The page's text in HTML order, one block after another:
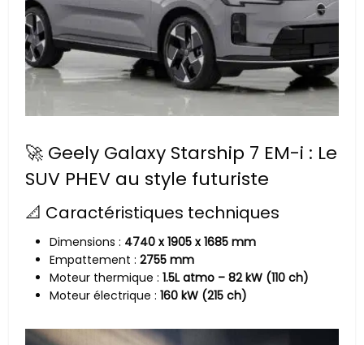
🚀 Geely Galaxy Starship 7 EM-i : Le
SUV PHEV au style futuriste
📐 Caractéristiques techniques
Dimensions : 4740 x 1905 x 1685 mm
Empattement :2755 mm
Moteur thermique :1.5L atmo – 82 kW (110 ch)
Moteur électrique :160 kW (215 ch)